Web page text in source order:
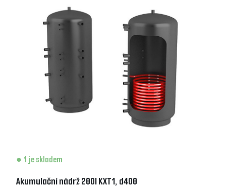
1 je skladem
Akumulační nádrž 200l KXT1, d400